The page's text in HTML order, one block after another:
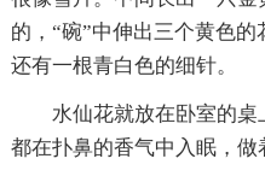
的，“碗”中伸出三个黄色
还有一根青白色的细针。
水仙花就放在卧室的
都在扑鼻的香气中入眠，做